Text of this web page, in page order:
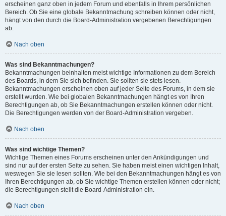
erscheinen ganz oben in jedem Forum und ebenfalls in Ihrem persönlichen
Bereich. Ob Sie eine globale Bekanntmachung schreiben können oder nicht,
hängt von den durch die Board-Administration vergebenen Berechtigungen
ab.
Nach oben
Was sind Bekanntmachungen?
Bekanntmachungen beinhalten meist wichtige Informationen zu dem Bereich
des Boards, in dem Sie sich befinden. Sie sollten sie stets lesen.
Bekanntmachungen erscheinen oben auf jeder Seite des Forums, in dem sie
erstellt wurden. Wie bei globalen Bekanntmachungen hängt es von Ihren
Berechtigungen ab, ob Sie Bekanntmachungen erstellen können oder nicht.
Die Berechtigungen werden von der Board-Administration vergeben.
Nach oben
Was sind wichtige Themen?
Wichtige Themen eines Forums erscheinen unter den Ankündigungen und
sind nur auf der ersten Seite zu sehen. Sie haben meist einen wichtigen Inhalt,
weswegen Sie sie lesen sollten. Wie bei den Bekanntmachungen hängt es von
Ihren Berechtigungen ab, ob Sie wichtige Themen erstellen können oder nicht;
die Berechtigungen stellt die Board-Administration ein.
Nach oben